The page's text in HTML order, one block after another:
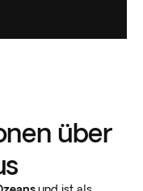
über